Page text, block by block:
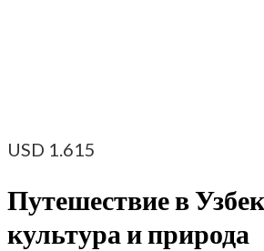
USD 1.615
Путешествие в
культура и природа